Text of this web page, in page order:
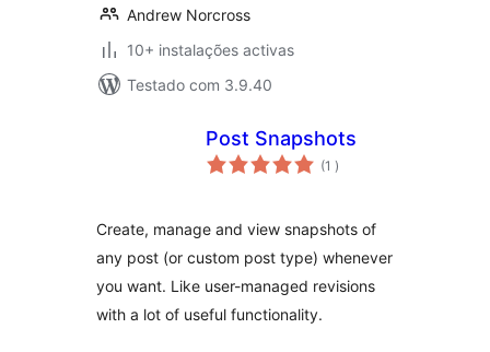
Andrew Norcross
10+ instalações activas
Testado com 3.9.40
Post Snapshots
(1 classificações
)
Create, manage and view snapshots of
any post (or custom post type) whenever
you want. Like user-managed revisions
with a lot of useful functionality.